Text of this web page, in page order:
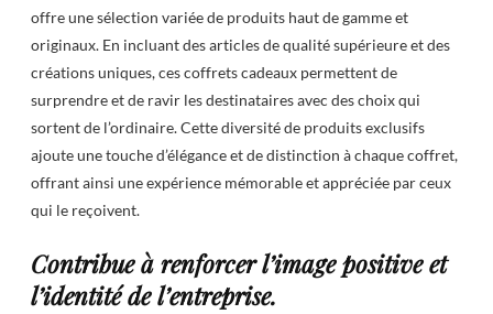
offre une sélection variée de produits haut de gamme et
originaux. En incluant des articles de qualité supérieure et des
créations uniques, ces coffrets cadeaux permettent de
surprendre et de ravir les destinataires avec des choix qui
sortent de l’ordinaire. Cette diversité de produits exclusifs
ajoute une touche d’élégance et de distinction à chaque coffret,
offrant ainsi une expérience mémorable et appréciée par ceux
qui le reçoivent.
Contribue à renforcer l’image positive et
l’identité de l’entreprise.